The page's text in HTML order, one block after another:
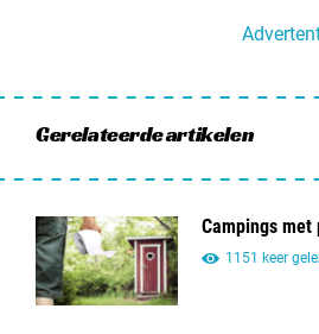
Gerelateerde artikelen
Campings
1151 keer